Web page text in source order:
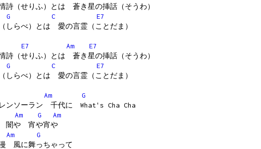
詩（せりふ）とは 蒼き星の挿話（そうわ）
G C
E7
しらべ）とは 愛の言霊（ことだま）
E7 Am
E7
詩（せりふ）とは 蒼き星の挿話（そうわ）
G C
E7
しらべ）とは 愛の言霊（ことだま）
Am
G
ンソーラン 千代に What's Cha Cha
Am G
Am
闇や 宵や宵や
Am
G
風に舞っちゃって